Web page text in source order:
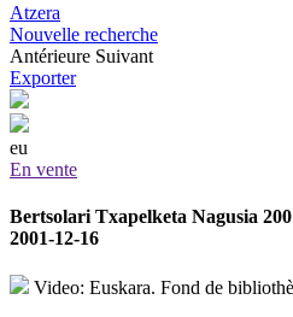
Atzera
Nouvelle recherche
Antérieure Suivant
Exporter
eu
En vente
Bertsolari Txapelketa Nagusia
2001-12-16
Video: Euskara. Fond de